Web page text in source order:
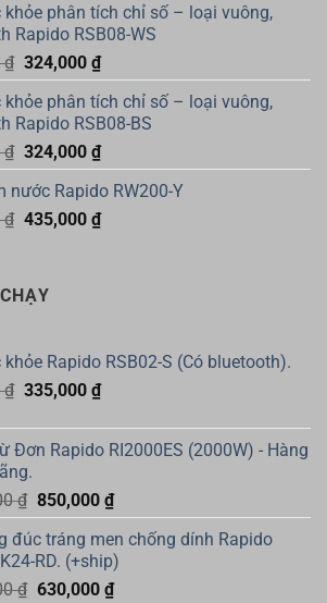
khỏe phân tích chỉ số – loại vuông,
Rapido RSB08-WS
₫ Giá
gốc
là:
460,000 ₫.
324,000 ₫Giá
hiện
tại
là:
324,000 ₫.
khỏe phân tích chỉ số – loại vuông,
Rapido RSB08-BS
₫ Giá
gốc
là:
460,000 ₫.
324,000 ₫Giá
hiện
tại
là:
nước Rapido RW200-Y
₫ Giá
635,000 ₫.
435,000 ₫Giá
khỏe Rapido RSB02-S (Có bluetooth).
₫ Giá
là:
515,000 ₫.
335,000 ₫Giá
tại
là:
Đơn Rapido RI2000ES (2000W) - Hàng
₫ Giá
gốc
là:
1,480,000 ₫.
850,000 ₫Giá
hiện
tại
là:
850,000 ₫.
đúc tráng men chống dính Rapido
RD. (+ship)
₫ Giá
630,000 ₫Giá